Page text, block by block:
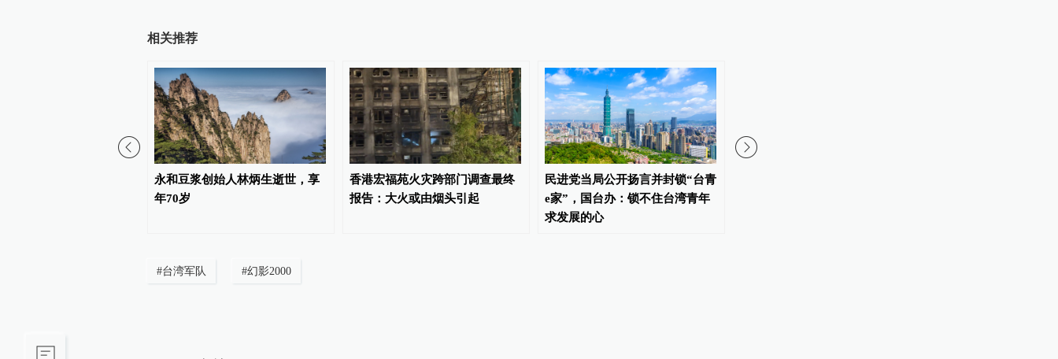
相关推荐
永和豆浆创始人林炳生逝世，享
年70岁
香港宏福苑火灾跨部门调查最终
报告：大火或由烟头引起
民进党当局公开扬言并封锁“台青
e家”，国台办：锁不住台湾青年
求发展的心
#台湾军队 #幻影2000